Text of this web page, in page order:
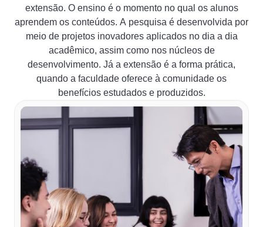
extensão. O ensino é o momento no qual os alunos
aprendem os conteúdos. A pesquisa é desenvolvida por
meio de projetos inovadores aplicados no dia a dia
acadêmico, assim como nos núcleos de
desenvolvimento. Já a extensão é a forma prática,
quando a faculdade oferece à comunidade os
benefícios estudados e produzidos.